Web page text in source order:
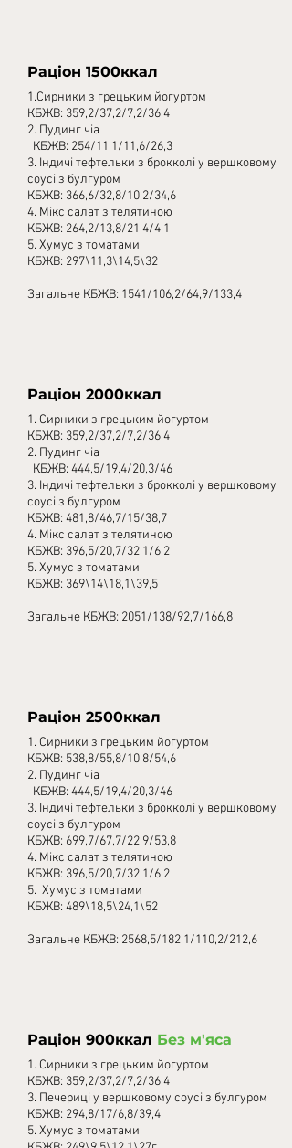
Раціон 1500ккал
1.Сирники з грецьким йогуртом
КБЖВ: 359,2/37,2/7,2/36,4
2. Пудинг чіа
КБЖВ: 254/11,1/11,6/26,3
3. Індичі тефтельки з брокколі у вершковому
соусі з булгуром
КБЖВ: 366,6/32,8/10,2/34,6
4. Мікс салат з телятиною
КБЖВ: 264,2/13,8/21,4/4,1
5. Хумус з томатами
КБЖВ: 297\11,3\14,5\32
Загальне КБЖВ: 1541/106,2/64,9/133,4
Раціон 2000ккал
1. Сирники з грецьким йогуртом
КБЖВ: 359,2/37,2/7,2/36,4
2. Пудинг чіа
КБЖВ: 444,5/19,4/20,3/46
3. Індичі тефтельки з брокколі у вершковому
соусі з булгуром
КБЖВ: 481,8/46,7/15/38,7
4. Мікс салат з телятиною
КБЖВ: 396,5/20,7/32,1/6,2
5. Хумус з томатами
КБЖВ: 369\14\18,1\39,5
Загальне КБЖВ: 2051/138/92,7/166,8
Раціон 2500ккал
1. Сирники з грецьким йогуртом
КБЖВ: 538,8/55,8/10,8/54,6
2. Пудинг чіа
КБЖВ: 444,5/19,4/20,3/46
3. Індичі тефтельки з брокколі у вершковому
соусі з булгуром
КБЖВ: 699,7/67,7/22,9/53,8
4. Мікс салат з телятиною
КБЖВ: 396,5/20,7/32,1/6,2
5. Хумус з томатами
КБЖВ: 489\18,5\24,1\52
Загальне КБЖВ: 2568,5/182,1/110,2/212,6
Раціон 900ккал Без м'яса
1. Сирники з грецьким йогуртом
КБЖВ: 359,2/37,2/7,2/36,4
3. Печериці у вершковому соусі з булгуром
КБЖВ: 294,8/17/6,8/39,4
5. Хумус з томатами